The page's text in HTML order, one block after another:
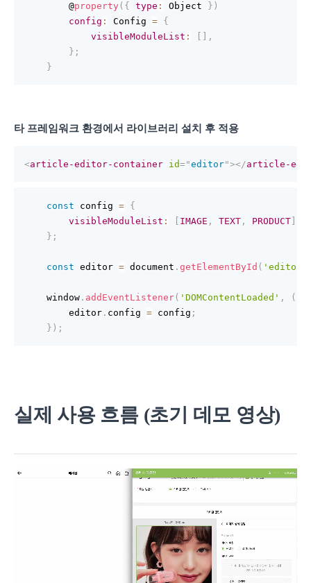
        @
property ( { type : Object } )
config : Config = {
visibleModuleList :
,
} ;
}
타 프레임워크 환경에서 라이브러리 설치 후 적용
<article-editor-container id="editor"></article-
const config = {
visibleModuleList : IMAGE , TEXT , PRODUCT
} ;
const editor = document . getElementById ( 'editor'
    window
. addEventListener( 'DOMContentLoaded' , (
        editor
. config = config ;
} ) ;
실제 사용 흐름 (초기 데모 영상)